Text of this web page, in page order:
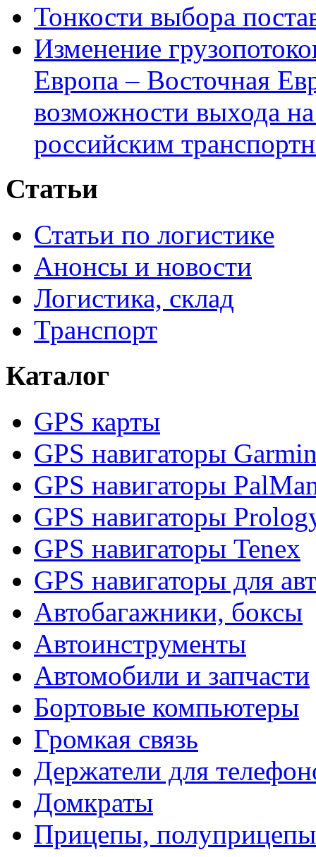
Тонкости выбора
Изменение
Европа – Восточная
возможности выхода
российским
Статьи
Статьи по логистике
Анонсы и новости
Логистика, склад
Транспорт
Каталог
GPS карты
GPS навигаторы
GPS навигаторы
GPS навигаторы
GPS навигаторы Tenex
GPS навигаторы для
Автобагажники, боксы
Автоинструменты
Автомобили и запчасти
Бортовые компьютеры
Громкая связь
Держатели для
Домкраты
Прицепы, полуприцепы